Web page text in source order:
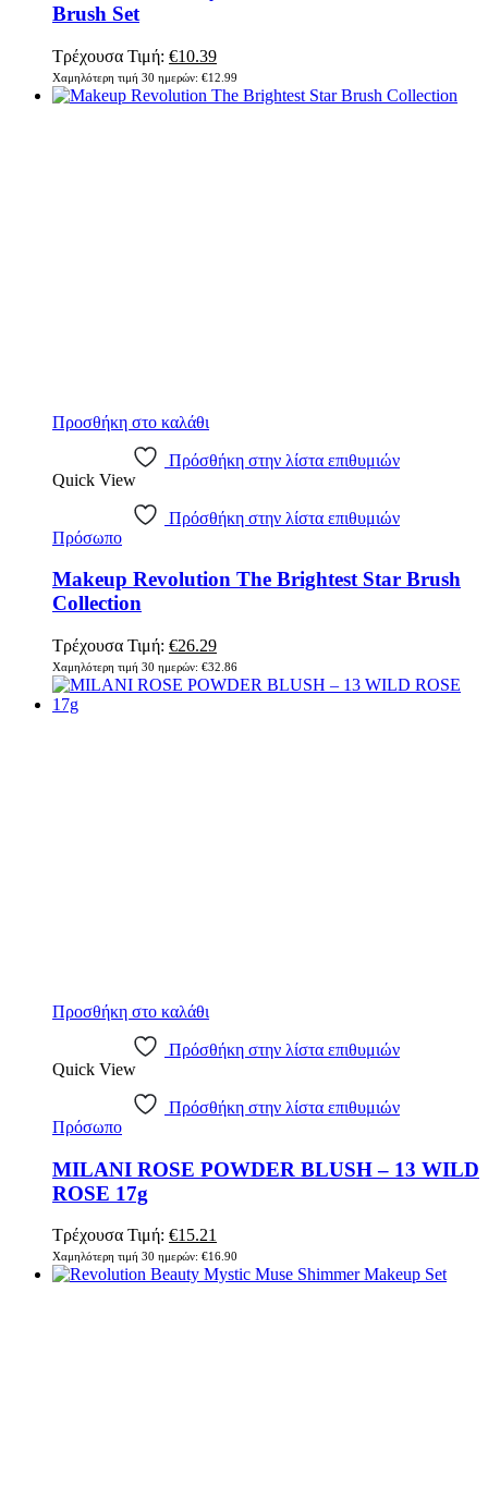
Brush Set
Τρέχουσα Τιμή: €10.39
Χαμηλότερη τιμή 30 ημερών: €12.99
Προσθήκη στο καλάθι
Πρόσθήκη στην λίστα επιθυμιών
Quick View
Πρόσθήκη στην λίστα επιθυμιών
Πρόσωπο
Makeup Revolution The Brightest Star Brush
Collection
Τρέχουσα Τιμή: €26.29
Χαμηλότερη τιμή 30 ημερών: €32.86
Προσθήκη στο καλάθι
Πρόσθήκη στην λίστα επιθυμιών
Quick View
Πρόσθήκη στην λίστα επιθυμιών
Πρόσωπο
MILANI ROSE POWDER BLUSH – 13 WILD
ROSE 17g
Τρέχουσα Τιμή: €15.21
Χαμηλότερη τιμή 30 ημερών: €16.90